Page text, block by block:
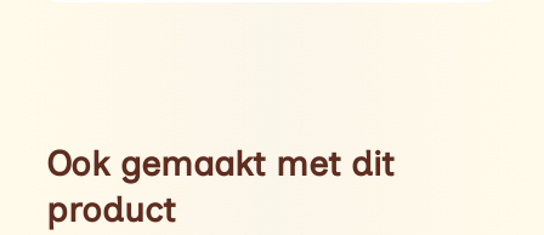
Ook gemaakt met dit
product